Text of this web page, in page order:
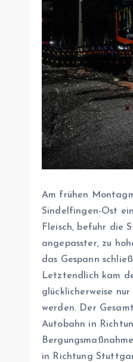
Am frühen
Sindelfingen-Ost
Fleisch, befuhr die
angepasster, zu
das Gespann
Letztendlich kam
glücklicherweise
werden. Der
Autobahn in
in Richtung